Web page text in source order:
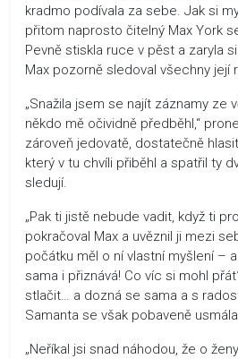
kradmo podívala za sebe. Jak si
přitom naprosto čitelný Max York
Pevně stiskla ruce v pěst a zaryla
Max pozorně sledoval všechny její
„Snažila jsem se najít záznamy ze
někdo mě očividně předběhl,“
zároveň jedovatě, dostatečně
který v tu chvíli přiběhl a spatřil ty
sledují.
„Pak ti jistě nebude vadit, když ti
pokračoval Max a uvěznil ji mezi
počátku měl o ní vlastní myšlení –
sama i přiznává! Co víc si mohl
stlačit… a dozná se sama a s
Samanta se však pobaveně
„Neříkal jsi snad náhodou, že o